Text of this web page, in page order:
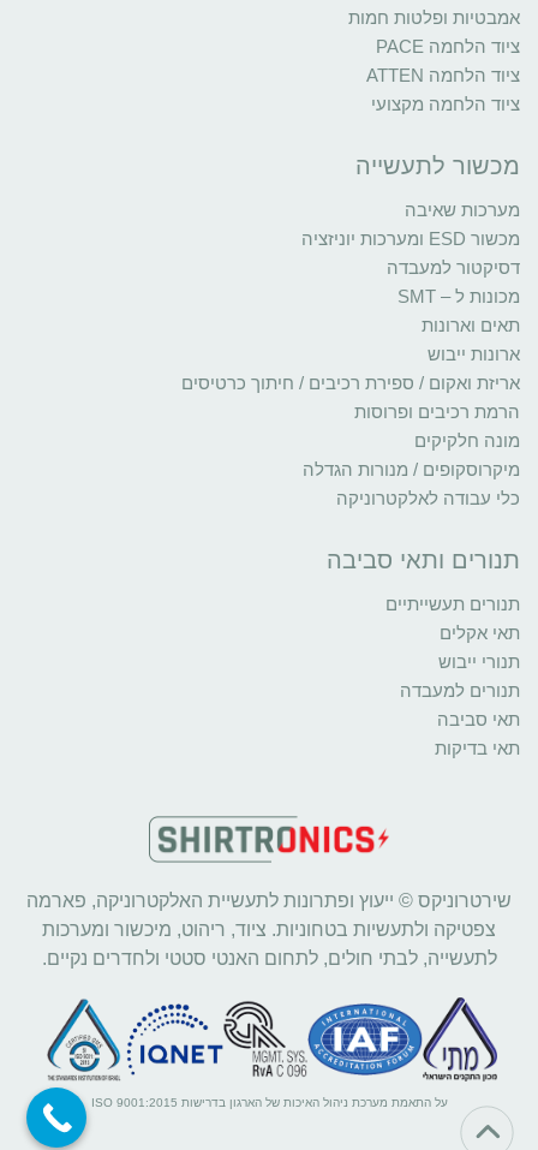
אמבטיות ופלטות חמות
ציוד הלחמה PACE
ציוד הלחמה ATTEN
ציוד הלחמה מקצועי
מכשור לתעשייה
מערכות שאיבה
מכשור ESD ומערכות יוניזציה
דסיקטור למעבדה
מכונות ל – SMT
תאים וארונות
ארונות ייבוש
אריזת ואקום / ספירת רכיבים / חיתוך כרטיסים
הרמת רכיבים ופרוסות
מונה חלקיקים
מיקרוסקופים / מנורות הגדלה
כלי עבודה לאלקטרוניקה
תנורים ותאי סביבה
תנורים תעשייתיים
תאי אקלים
תנורי ייבוש
תנורים למעבדה
תאי סביבה
תאי בדיקות
שירטרוניקס © ייעוץ ופתרונות לתעשיית האלקטרוניקה, פארמה
צפטיקה ולתעשיות בטחוניות. ציוד, ריהוט, מיכשור ומערכות
לתעשייה, לבתי חולים, לתחום האנטי סטטי ולחדרים נקיים.
על התאמת מערכת ניהול האיכות של הארגון בדרישות ISO 9001:2015